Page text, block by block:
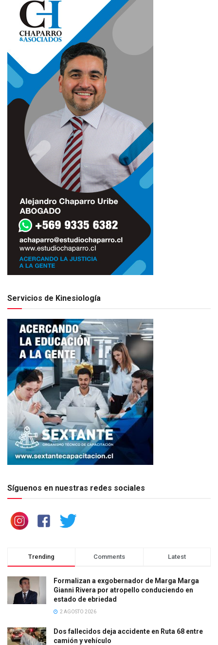
Servicios de Kinesiología
Síguenos en nuestras redes sociales
Trending Comments Latest
Formalizan a exgobernador de Marga Marga
Gianni Rivera por atropello conduciendo en
estado de ebriedad
2 AGOSTO 2026
Dos fallecidos deja accidente en Ruta 68 entre
camión y vehículo